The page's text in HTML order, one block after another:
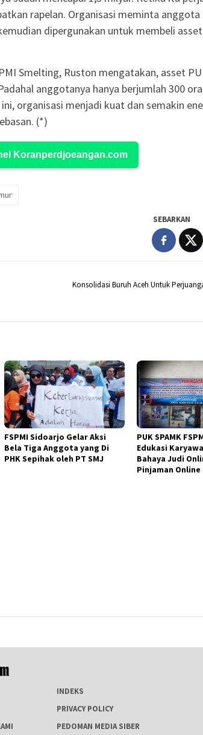
rapelan. Organisasi meminta anggota
dipergunakan untuk membeli
Smelting, Ruston mengatakan, asset
anggotanya hanya berjumlah 300
organisasi menjadi kuat dan semakin
(*)
Koranperdjoeangan.com
SEBARKAN
Konsolidasi Buruh Aceh Untuk
FSPMI Sidoarjo Gelar Aksi
Bela Tiga Anggota yang Di
PHK Sepihak oleh PT SMJ
PUK SPAMK
Edukasi
Bahaya Judi
Pinjaman Online
INDEKS
PRIVACY POLICY
PEDOMAN MEDIA SIBER